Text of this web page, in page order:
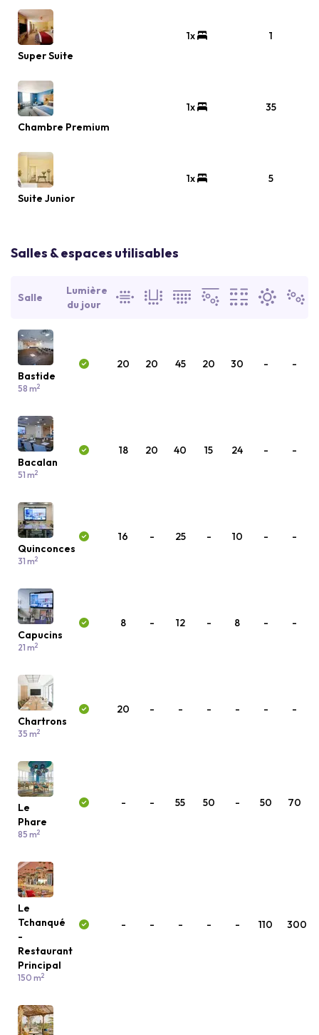
Super Suite
1x 1
Chambre Premium
1x 35
Suite Junior
1x 5
Salles & espaces utilisables
Salle
Lumière
du jour
Bastide
58 m2
20 20 45 20 30 - -
Bacalan
51 m2
18 20 40 15 24 - -
Quinconces
31 m2
16 - 25 - 10 - -
Capucins
21 m2
8 - 12 - 8 - -
Chartrons
35 m2
20 - - - - - -
Le
Phare
85 m2
- - 55 50 - 50 70
Le
Tchanqué
-
Restaurant
Principal
150 m2
- - - - - 110 300